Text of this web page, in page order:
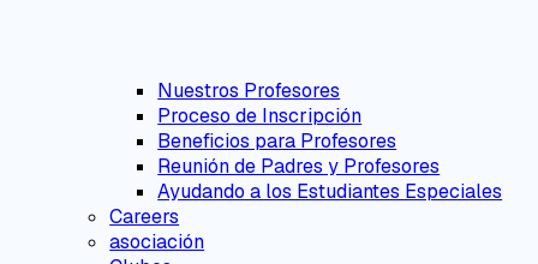
Nuestros Profesores
Proceso de Inscripción
Beneficios para Profesores
Reunión de Padres y Profesores
Ayudando a los Estudiantes Especiales
Careers
asociación